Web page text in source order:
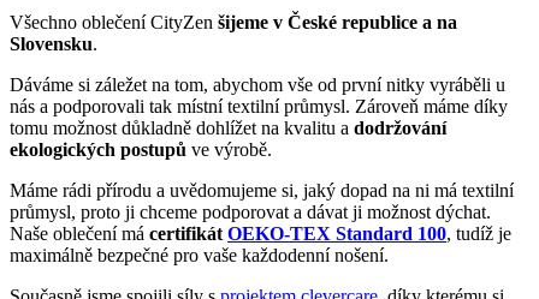
Všechno oblečení CityZen šijeme v České republice a na
Slovensku.
Dáváme si záležet na tom, abychom vše od první nitky vyráběli u
nás a podporovali tak místní textilní průmysl. Zároveň máme díky
tomu možnost důkladně dohlížet na kvalitu a dodržování
ekologických postupů ve výrobě.
Máme rádi přírodu a uvědomujeme si, jaký dopad na ni má textilní
průmysl, proto ji chceme podporovat a dávat ji možnost dýchat.
Naše oblečení má certifikát OEKO-TEX Standard 100, tudíž je
maximálně bezpečné pro vaše každodenní nošení.